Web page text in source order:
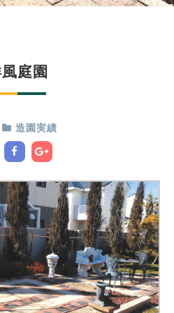
庭園
造園実績